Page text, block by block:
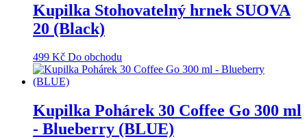
Kupilka Stohovatelný hrnek SUOVA
20 (Black)
499 Kč Do obchodu
Kupilka Pohárek 30 Coffee Go 300 ml
- Blueberry (BLUE)